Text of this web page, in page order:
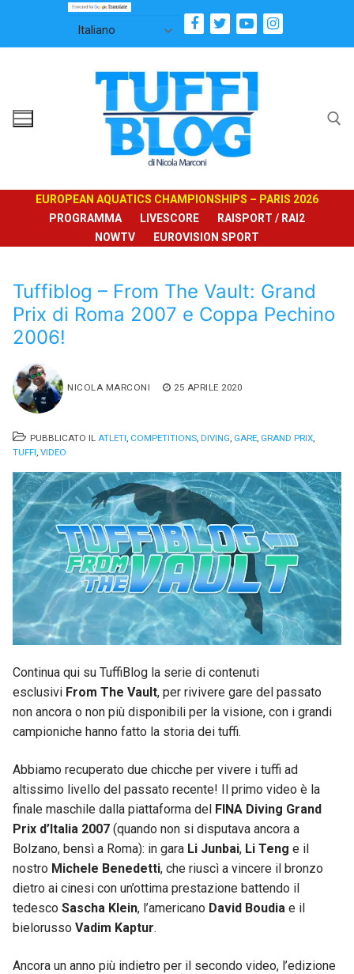
contenuto
EUROPEAN AQUATICS CHAMPIONSHIPS – PARIS 2026
PROGRAMMA
LIVESCORE
RAISPORT / RAI2
NOWTV
EUROVISION SPORT
Tuffiblog – From The Vault: Grand
Prix di Roma 2007 e Coppa Pechino
2006!
NICOLA MARCONI 25 APRILE 2020
PUBBLICATO IL ATLETI, COMPETITIONS, DIVING, GARE, GRAND PRIX,
TUFFI, VIDEO
Continua qui su TuffiBlog la serie di contenuti
esclusivi From The Vault, per rivivere gare del passato
non ancora o non più disponibili per la visione, con i grandi
campioniche hanno fatto la storia dei tuffi.
Abbiamo recuperato due chicche per vivere i tuffi ad
altissimo livello del passato recente! Il primo video è la
finale maschile dalla piattaforma del FINA Diving Grand
Prix d’Italia 2007 (quando non si disputava ancora a
Bolzano, bensì a Roma): in gara Li Junbai, Li Teng e il
nostro Michele Benedetti, che riuscì a vincere il bronzo
dietro ai cinesi con un’ottima prestazione battendo il
tedesco Sascha Klein, l’americano David Boudia e il
bielorusso Vadim Kaptur.
Ancora un anno più indietro per il secondo video, l’edizione